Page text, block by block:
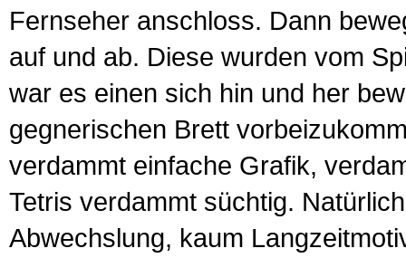
Fernseher anschloss. Dann
auf und ab. Diese wurden vom
war es einen sich hin und her
gegnerischen Brett
verdammt einfache Grafik,
Tetris verdammt süchtig.
Abwechslung, kaum